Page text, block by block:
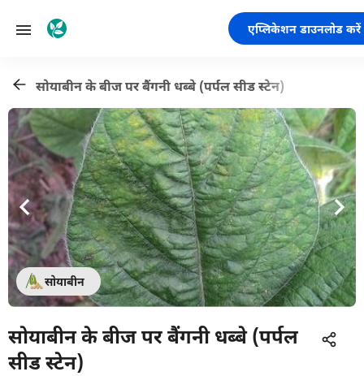
एप्लिकेशन डाउनलोड करें
सोयाबीन के बीज पर बैंगनी धब्बे (पर्पल सीड स्टेन)
सोयाबीन
सोयाबीन के बीज पर बैंगनी धब्बे (पर्पल
सीड स्टेन)